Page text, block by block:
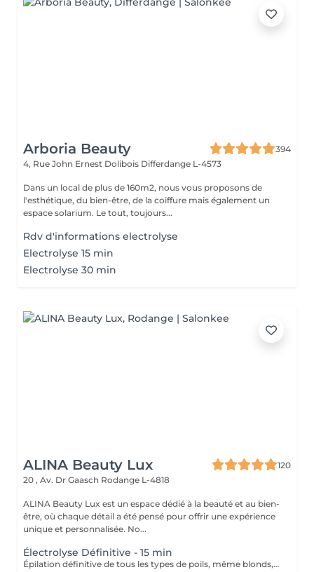
Arboria Beauty
394
4, Rue John Ernest Dolibois Differdange L-4573
Dans un local de plus de 160m2, nous vous proposons de
l'esthétique, du bien-être, de la coiffure mais également un
espace solarium. Le tout, toujours...
Rdv d'informations electrolyse
Electrolyse 15 min
Electrolyse 30 min
ALINA Beauty Lux
120
20 , Av. Dr Gaasch Rodange L-4818
ALINA Beauty Lux est un espace dédié à la beauté et au bien-
être, où chaque détail a été pensé pour offrir une expérience
unique et personnalisée. No...
Électrolyse Définitive - 15 min
Épilation définitive de tous les types de poils, même blonds, blancs et très fins. Vous payez uniquement le temps réel de traitement. Consultation, préparation de la peau et soins post-traitement inclus. Méthode d'épilation définitive qui détruit le bulbe du poil via un courant appliqué par une micro-aiguille stérile. Chaque poil est traité individuellement. Le nombre de séances dépend uniquement de la densité: sur zones très fournies on fractionne le travail en plusieurs rendez-vous pour terminer la zone commencée le même jour. Tarification: calculée au temps effectif et selon la zone après diagnostic. Indications: poils sombres, clairs, blancs ou très fins, visage et corps, y compris là où le laser est inefficace. Préparation (24-48 h avant) Pas de caféine 24 h (café, thé, energy drinks, cola). Pas d'alcool. Peau propre, sèche, sans crème, huile, déodorant sur la zone le jour J. Ne pas épiler à la cire/pince/fil 3-4 semaines avant. Couper/tailler à 1-2 mm si nécessaire. Éviter soleil/UV 48 h avant. Informer de médicaments en cours (anticoagulants, rétinoïdes, corticoïdes, immunosuppresseurs). Pour les aisselles: pas de déodorant le jour J. Pour le visage: venir sans maquillage. Contre-indications Grossesse ou allaitement. Pacemaker, troubles cardiaques non stabilisés, épilepsie non contrôlée. Troubles de coagulation, prise d'anticoagulants ou anti-inflammatoires non encadrés. Diabète non contrôlé. Infections cutanées actives, lésions, dermatites, herpès sur la zone. Isotrétinoïne (Roaccutane) dans les 6-12 derniers mois; rétinoïdes topiques récents sur la zone. Tendance chéloïde importante, maladies auto-immunes non stabilisées, immunodépression. Allergie connue à l'inox, aux antiseptiques ou aux consommables utilisés.